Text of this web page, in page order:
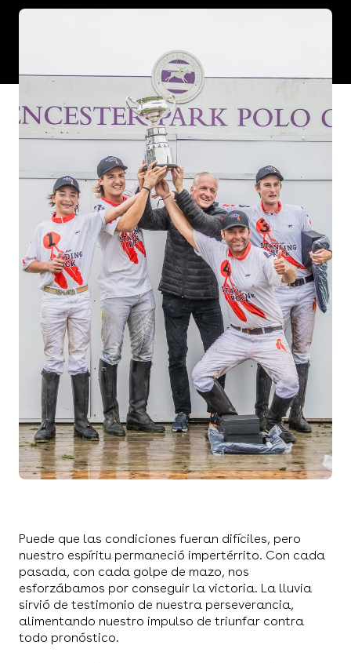
contra los elementos y nuestros formidables
Puede que las condiciones fueran difíciles, pero
nuestro espíritu permaneció impertérrito. Con cada
pasada, con cada golpe de mazo, nos
esforzábamos por conseguir la victoria. La lluvia
sirvió de testimonio de nuestra perseverancia,
alimentando nuestro impulso de triunfar contra
todo pronóstico.